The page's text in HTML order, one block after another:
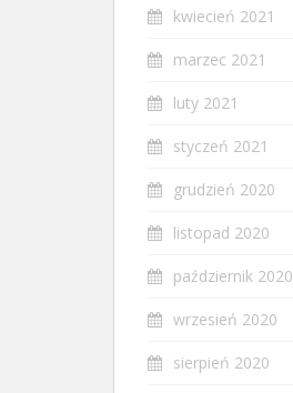
kwiecień 2021
marzec 2021
luty 2021
styczeń 2021
grudzień 2020
listopad 2020
październik 2020
wrzesień 2020
sierpień 2020